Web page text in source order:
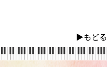
▶︎もどる